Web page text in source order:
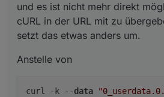
und es ist nicht mehr direkt
cURL in der URL mit zu
setzt das etwas anders um.
Anstelle von
curl -k --data